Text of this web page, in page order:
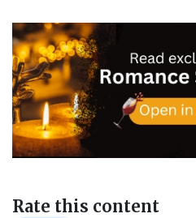
Rate this content